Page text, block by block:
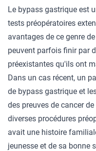
Le bypass gastrique est
tests préopératoires
avantages de ce genre
peuvent parfois finir par
préexistantes qu'ils ont
Dans un cas récent, un
de bypass gastrique et
des preuves de cancer
diverses procédures
avait une histoire
jeunesse et de sa bonne